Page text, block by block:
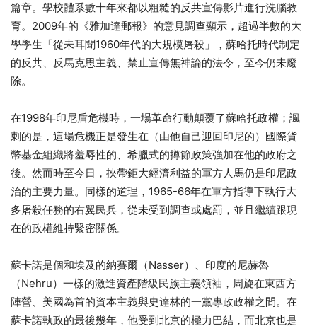
篇章。學校體系數十年來都以粗糙的反共宣傳影片進行洗腦教
育。2009年的《雅加達郵報》的意見調查顯示，超過半數的大
學學生「從未耳聞1960年代的大規模屠殺」，蘇哈托時代制定
的反共、反馬克思主義、禁止宣傳無神論的法令，至今仍未廢
除。
在1998年印尼盾危機時，一場革命行動顛覆了蘇哈托政權；諷
刺的是，這場危機正是發生在（由他自己迎回印尼的）國際貨
幣基金組織將羞辱性的、希臘式的撙節政策強加在他的政府之
後。然而時至今日，挾帶鉅大經濟利益的軍方人馬仍是印尼政
治的主要力量。同樣的道理，1965-66年在軍方指導下執行大
多屠殺任務的右翼民兵，從未受到調查或處罰，並且繼續跟現
在的政權維持緊密關係。
蘇卡諾是個和埃及的納賽爾（Nasser）、印度的尼赫魯
（Nehru）一樣的激進資產階級民族主義領袖，周旋在東西方
陣營、美國為首的資本主義與史達林的一黨專政政權之間。在
蘇卡諾執政的最後幾年，他受到北京的極力巴結，而北京也是